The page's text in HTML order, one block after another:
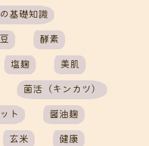
基礎知識
酵素
塩麹
美肌
菌活（キンカツ）
ト
醤油麹
玄米 健康